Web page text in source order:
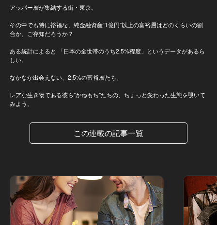
アッパー層が集結する街・東京。
その中でも特に裕福な、純金融資産“1億円”以上の富裕層はどのくらいの割
合か、ご存知だろうか？
ある統計によると 「日本の全世帯のうち2.5%程度」というデータがあるら
しい。
なかなか出会えない、2.5%の富裕層たち。
レアな生き物である彼ら"かねもち"たちの、ちょっと変わった生態を覗いて
みよう。
この連載の記事一覧